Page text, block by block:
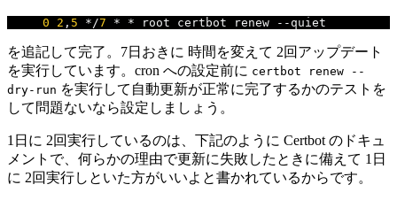
0 2 , 5 */7 * * root certbot renew -- quiet
を追記して完了。7日おきに 時間を変えて 2回アップデート
を実行しています。cron への設定前に certbot renew --
dry-run を実行して自動更新が正常に完了するかのテストを
して問題ないなら設定しましょう。
1日に 2回実行しているのは、下記のように Certbot のドキュ
メントで、何らかの理由で更新に失敗したときに備えて 1日
に 2回実行しといた方がいいよと書かれているからです。